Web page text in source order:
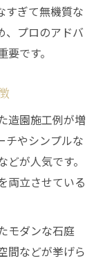
すぎて無機質な
、プロのアドバ
です。
造園施工例が増
チやシンプルな
が人気です。
両立させている
モダンな石庭
間などが挙げら